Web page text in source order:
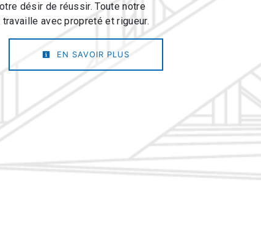
désir de réussir. Toute notre
avec propreté et rigueur.
EN SAVOIR PLUS